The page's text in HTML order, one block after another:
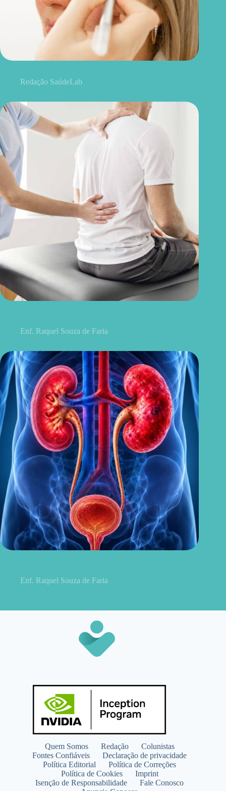
Redação SaúdeLab
Enf. Raquel Souza de Faria
Enf. Raquel Souza de Faria
Quem Somos Redação
Colunistas
Fontes Confiáveis
Declaração de privacidade
Política Editorial
Política de Correções
Política de Cookies
Imprint
Isenção de Responsabilidade
Fale Conosco